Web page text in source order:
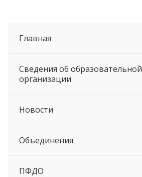
Главная
Сведения об образовательной
организации
Новости
Объединения
ПФДО